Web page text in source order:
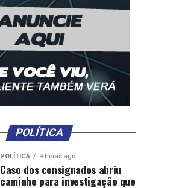
POLÍTICA
POLÍTICA 9 horas ago
Caso dos consignados abriu
caminho para investigação que